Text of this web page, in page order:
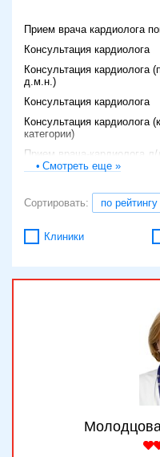
Прием врача кардиолога
Консультация кардиолога
Консультация кардиолога
д.м.н.)
Консультация кардиолога
Консультация кардиолога
категории)
Прием врача-кардиолога
Консультация кардиолога,
Краткая консультация/
результатам анализов/
Проверка
Консультация кардиолога
Смотреть еще »
Сортировать: по рейтингу
Клиники